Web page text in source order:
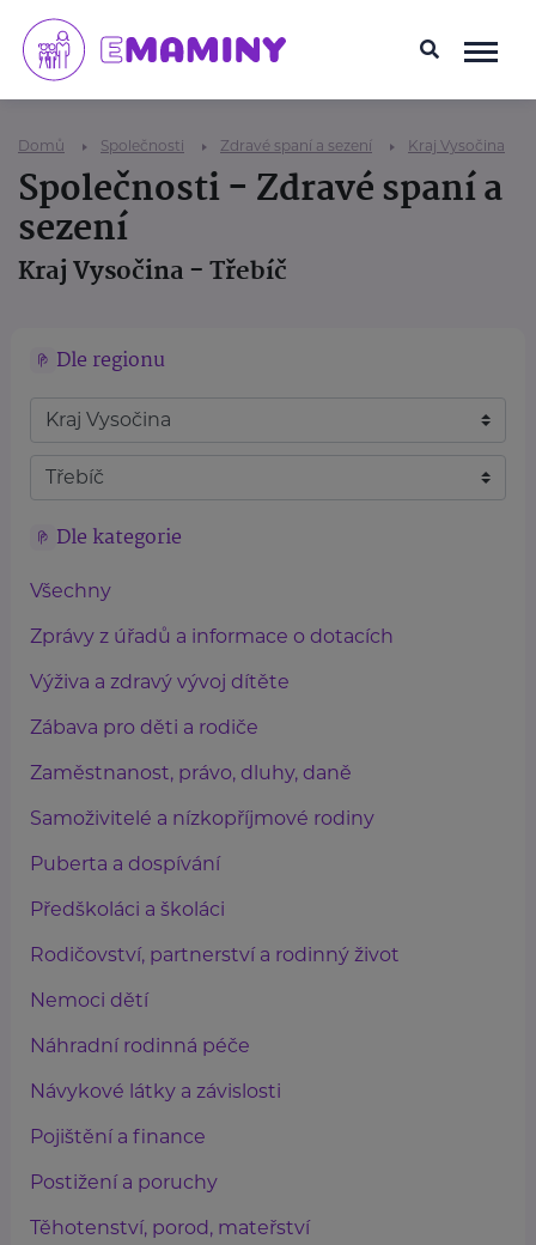
Domů Společnosti Zdravé spaní a sezení Kraj Vysočina
Společnosti - Zdravé spaní a
sezení
Kraj Vysočina - Třebíč
Dle regionu
Dle kategorie
Všechny
Zprávy z úřadů a informace o dotacích
Výživa a zdravý vývoj dítěte
Zábava pro děti a rodiče
Zaměstnanost, právo, dluhy, daně
Samoživitelé a nízkopříjmové rodiny
Puberta a dospívání
Předškoláci a školáci
Rodičovství, partnerství a rodinný život
Nemoci dětí
Náhradní rodinná péče
Návykové látky a závislosti
Pojištění a finance
Postižení a poruchy
Těhotenství, porod, mateřství